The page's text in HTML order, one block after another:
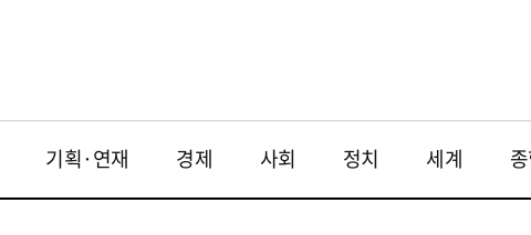
기획·연재 경제 사회 정치 세계